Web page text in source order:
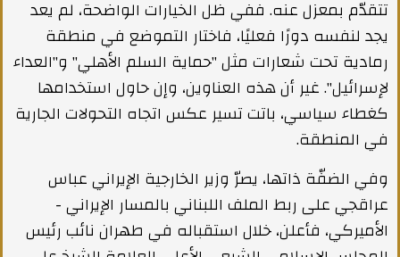
تتقدّم بمعزل عنه. ففي ظل الخيارات الواضحة، لم يعد
يجد لنفسه دورًا فعليًا، فاختار التموضع في منطقة
رمادية تحت شعارات مثل "حماية السلم الأهلي" و"العداء
لإسرائيل". غير أن هذه العناوين، وإن حاول استخدامها
كغطاء سياسي، باتت تسير عكس اتجاه التحولات الجارية
في المنطقة.
وفي الضفّة ذاتها، يصرّ وزير الخارجية الإيراني عباس
عراقجي على ربط الملف اللبناني بالمسار الإيراني -
الأميركي، فأعلن، خلال استقباله في طهران نائب رئيس